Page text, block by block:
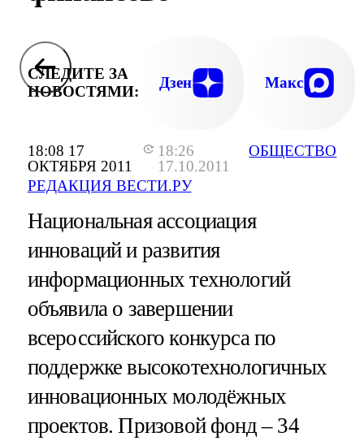
18:08 17
ОКТЯБРЯ 2011
18:26
17.10.2011
РЕДАКЦИЯ ВЕСТИ.РУ
ОБЩЕСТВО
СЛЕДИТЕ ЗА
НОВОСТЯМИ:
Дзен Макс
Национальная ассоциация
инноваций и развития
информационных технологий
объявила о завершении
всероссийского конкурса по
поддержке высокотехнологичных
инновационных молодёжных
проектов. Призовой фонд – 34